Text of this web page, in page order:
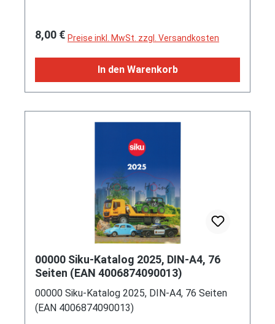
Regulärer Preis:
8,00 € Preise inkl. MwSt. zzgl. Versandkosten
In den Warenkorb
00000 Siku-Katalog 2025, DIN-A4, 76
Seiten (EAN 4006874090013)
00000 Siku-Katalog 2025, DIN-A4, 76 Seiten
(EAN 4006874090013)